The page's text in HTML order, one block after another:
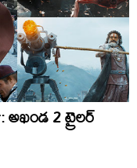
అఖండ 2 ట్రైలర్